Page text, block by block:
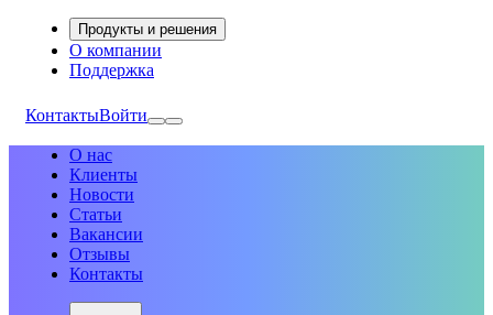
Продукты и решения
О компании
Поддержка
КонтактыВойти
О нас
Клиенты
Новости
Статьи
Вакансии
Отзывы
Контакты